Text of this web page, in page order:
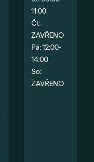
11:00
Čt:
ZAVŘENO
Pá: 12:00-
14:00
So:
ZAVŘENO